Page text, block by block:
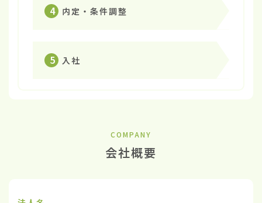
4 内定・条件調整
5 入社
COMPANY
会社概要